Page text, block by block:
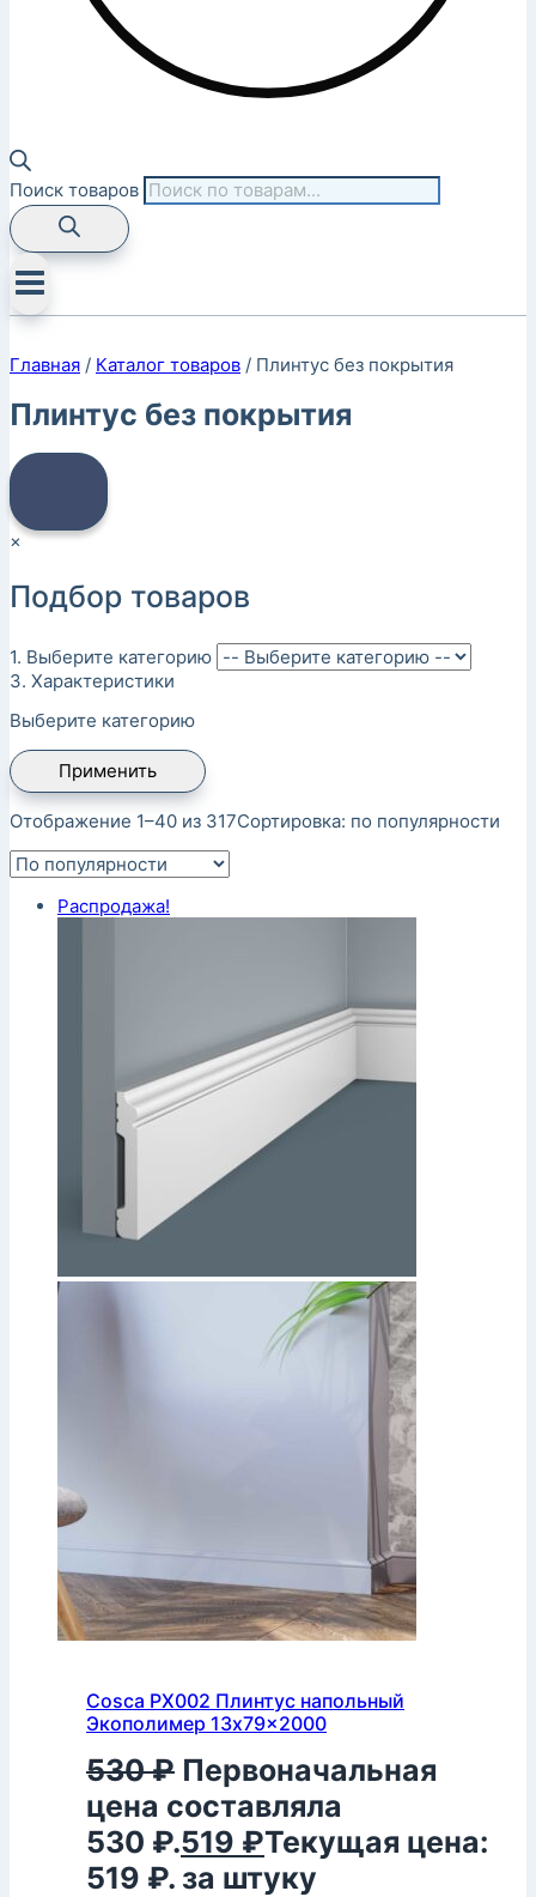
Поиск товаров
Главная / Каталог товаров / Плинтус без покрытия
Плинтус без покрытия
×
Подбор товаров
1. Выберите категорию
3. Характеристики
Выберите категорию
Применить
Отображение 1–40 из 317Сортировка: по популярности
Распродажа!
Cosca PX002 Плинтус напольный
Экополимер 13x79x2000
530₽ Первоначальная
цена составляла
530 ₽.519 ₽Текущая цена:
519 ₽. за штуку